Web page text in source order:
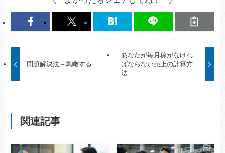
問題解決法－鳥瞰する
あなたが毎月稼がなけれ
ばならない売上の計算方
法
関連記事